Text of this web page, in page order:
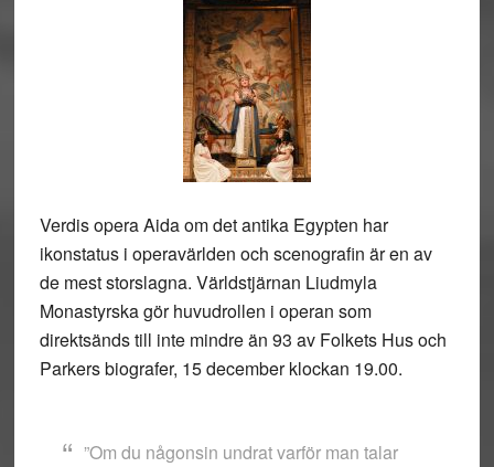
Verdis opera Aida om det antika Egypten har
ikonstatus i operavärlden och scenografin är en av
de mest storslagna. Världstjärnan Liudmyla
Monastyrska gör huvudrollen i operan som
direktsänds till inte mindre än 93 av Folkets Hus och
Parkers biografer, 15 december klockan 19.00.
”Om du någonsin undrat varför man talar